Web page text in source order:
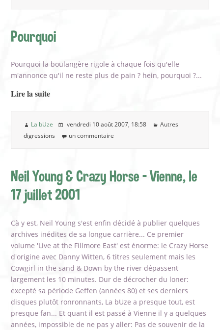
Pourquoi
Pourquoi la boulangère rigole à chaque fois qu'elle
m'annonce qu'il ne reste plus de pain ? hein, pourquoi ?...
Lire la suite
La bUze vendredi 10 août 2007, 18:58
Autres
digressions
un commentaire
Neil Young & Crazy Horse - Vienne, le
17 juillet 2001
Cà y est, Neil Young s'est enfin décidé à publier quelques
archives inédites de sa longue carrière... Ce premier
volume 'Live at the Fillmore East' est énorme: le Crazy Horse
d'origine avec Danny Witten, 6 titres seulement mais les
Cowgirl in the sand & Down by the river dépassent
largement les 10 minutes. Dur de décrocher du loner:
excepté sa période Geffen (années 80) et ses derniers
disques plutôt ronronnants, La bUze a presque tout, est
presque fan... Et quant il est passé à Vienne il y a quelques
années, impossible de ne pas y aller: Pas de souvenir de la